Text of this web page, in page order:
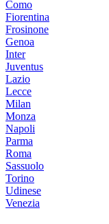
Como
Fiorentina
Frosinone
Genoa
Inter
Juventus
Lazio
Lecce
Milan
Monza
Napoli
Parma
Roma
Sassuolo
Torino
Udinese
Venezia